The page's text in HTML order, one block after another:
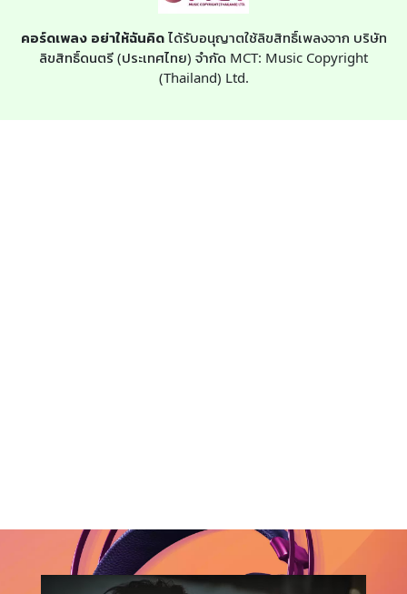
คอร์ดเพลง อย่าให้ฉันคิดได้รับอนุญาตใช้ลิขสิทธิ์เพลงจาก บริษัท
ลิขสิทธิ์ดนตรี (ประเทศไทย) จำกัด MCT: Music Copyright
(Thailand) Ltd.